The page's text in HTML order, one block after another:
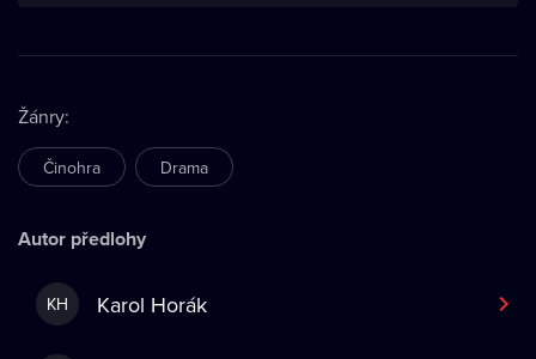
Žánry:
Činohra Drama
Autor předlohy
KH Karol Horák